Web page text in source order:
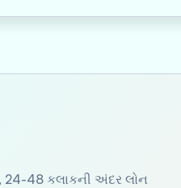
24-48 કલાકની અંદર લોન